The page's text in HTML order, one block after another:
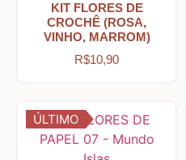
Lavanderia
Pet – Animais
Placas de MDF
KIT FLORES DE
CROCHÊ (ROSA,
VINHO, MARROM)
R$10,90
ÚLTIMO